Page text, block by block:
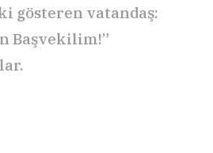
gösteren vatandaş:
Başvekilim!”